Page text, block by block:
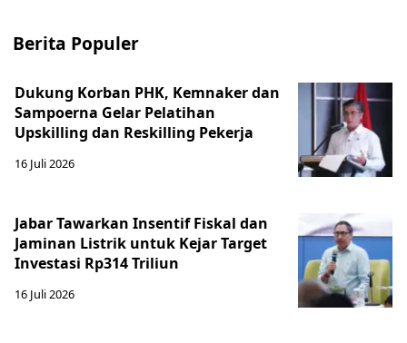
Berita Populer
Dukung Korban PHK, Kemnaker dan
Sampoerna Gelar Pelatihan
Upskilling dan Reskilling Pekerja
16 Juli 2026
Jabar Tawarkan Insentif Fiskal dan
Jaminan Listrik untuk Kejar Target
Investasi Rp314 Triliun
16 Juli 2026